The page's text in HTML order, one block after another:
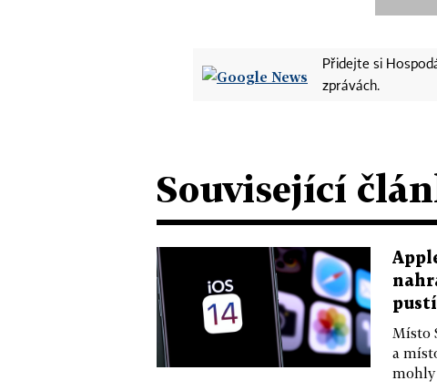
Přidejte si
zprávách.
Související
Místo
a
mohly